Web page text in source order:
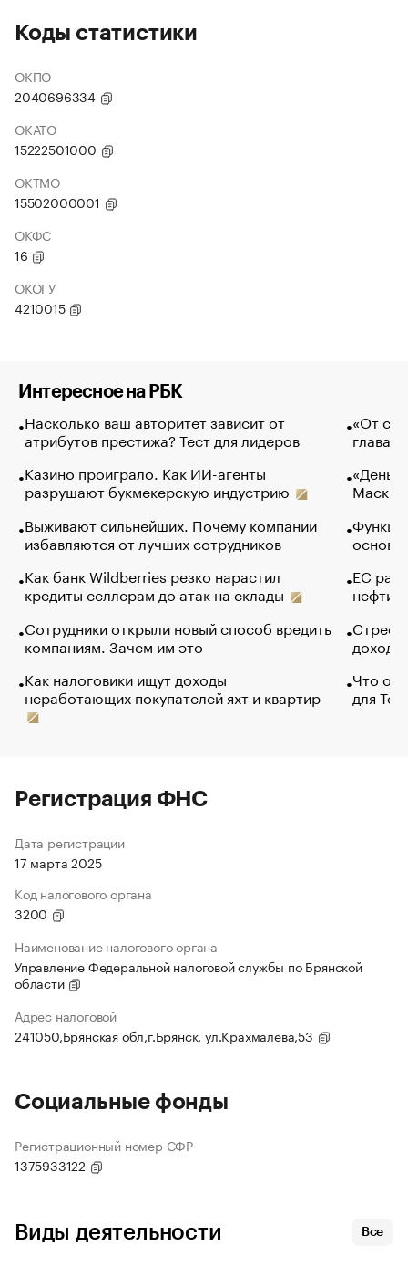
Коды статистики
ОКПО
2040696334
ОКАТО
15222501000
ОКТМО
15502000001
ОКФС
16
ОКОГУ
4210015
Интересное на РБК
Насколько ваш авторитет зависит от
атрибутов престижа? Тест для лидеров
Казино проиграло. Как ИИ-агенты
разрушают букмекерскую индустрию
Выживают сильнейших. Почему компании
избавляются от лучших сотрудников
Как банк Wildberries резко нарастил
кредиты селлерам до атак на склады
Сотрудники открыли новый способ вредить
компаниям. Зачем им это
Как налоговики ищут доходы
неработающих покупателей яхт и квартир
«От
глава
Маск в
основ
ЕС
нефти
Что
для
Регистрация ФНС
Дата регистрации
17 марта 2025
Код налогового органа
3200
Наименование налогового органа
Управление Федеральной налоговой службы по Брянской
области
Адрес налоговой
241050,Брянская обл,г.Брянск, ул.Крахмалева,53
Социальные фонды
Регистрационный номер СФР
1375933122
Виды деятельности Все